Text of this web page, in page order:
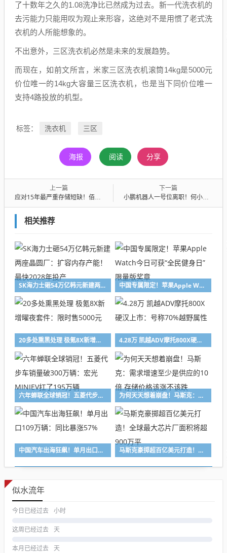
了十数年之久的1.08洗净比已然成为过去。新一代洗衣机的
去污能力只能用叹为观止来形容，这绝对不是用惯了老式洗
衣机的人所能想象的。
不出意外，三区洗衣机必然是未来的发展趋势。
而现在，如前文所言，米家三区洗衣机滚筒14kg是5000元
价位唯一的14kg大容量三区洗衣机，也是当下同价位唯一
支持4路投放的机型。
标签： 洗衣机 三区
海报 阅读 分享
上一篇
应对15年最严重存储短缺！佰维存储再签126亿锁价长单：年内已锁定227亿产能
下一篇
小鹏机器人一号位离职！何小鹏发内部信：本人亲自带队 最后200天冲刺机器人量产
相关推荐
SK海力士砸54万亿韩元新建两座晶圆厂：扩容内存产能！最快2028年投产 中国专属限定！苹果Apple Watch今日可获“全民健身日”限量版奖章
20多处熏黑处理 极氪8X新增曜夜套件：限时售5000元 4.28万 凯越ADV摩托800X硬汉上市：号称70%越野属性
六年蝉联全球销冠！五菱代步车销量破300万辆：宏光MINIEV扛了195万辆 为何天天想着崩盘！马斯克：需求增速至少是供应的10倍 存储价格该涨不该跌
中国汽车出海狂飙！单月出口109万辆：同比暴涨57% 马斯克豪掷超百亿美元打造！全球最大芯片厂面积将超900万平
似水流年
今日已经过去 小时
这周已经过去 天
本月已经过去 天